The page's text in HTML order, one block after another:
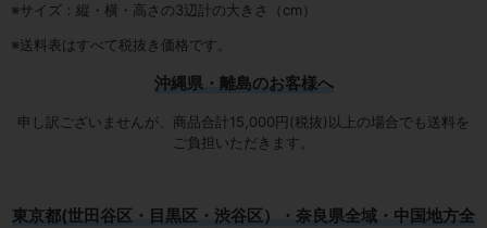
※サイズ：縦・横・高さの3辺計の大きさ（cm）
※送料表はすべて税抜き価格です。
沖縄県・離島のお客様へ
申し訳ございませんが、商品合計15,000円(税抜)以上の場合でも送料を
ご負担いただきます。
東京都(世田谷区・目黒区・渋谷区）・奈良県全域・中国地方全